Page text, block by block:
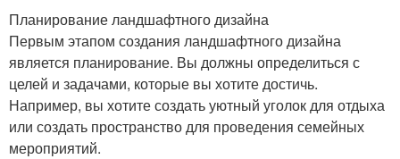
Планирование ландшафтного дизайна
Первым этапом создания ландшафтного дизайна
является планирование. Вы должны определиться с
целей и задачами, которые вы хотите достичь.
Например, вы хотите создать уютный уголок для отдыха
или создать пространство для проведения семейных
мероприятий.